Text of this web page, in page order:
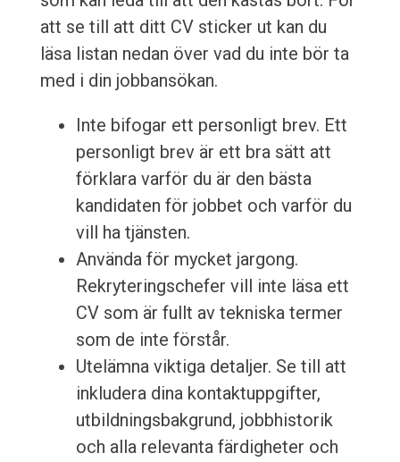
att se till att ditt CV sticker ut kan du
läsa listan nedan över vad du inte bör ta
med i din jobbansökan.
Inte bifogar ett personligt brev. Ett
personligt brev är ett bra sätt att
förklara varför du är den bästa
kandidaten för jobbet och varför du
vill ha tjänsten.
Använda för mycket jargong.
Rekryteringschefer vill inte läsa ett
CV som är fullt av tekniska termer
som de inte förstår.
Utelämna viktiga detaljer. Se till att
inkludera dina kontaktuppgifter,
utbildningsbakgrund, jobbhistorik
och alla relevanta färdigheter och